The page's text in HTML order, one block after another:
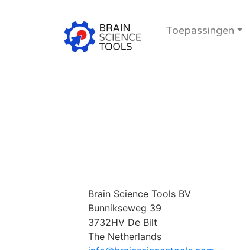
Toepassingen
Brain Science Tools BV
Bunnikseweg 39
3732HV De Bilt
The Netherlands